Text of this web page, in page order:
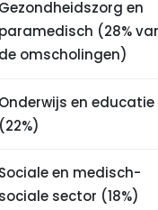
Gezondheidszorg en
paramedisch (28%
de omscholingen)
Onderwijs en educatie
(22%)
Sociale en medisch-
sociale sector (18%)